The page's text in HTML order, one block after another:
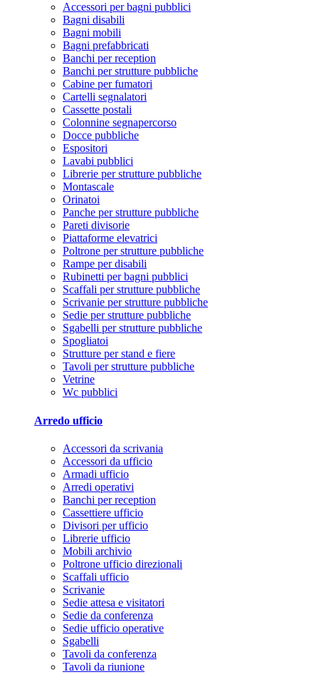
Accessori per bagni pubblici
Bagni disabili
Bagni mobili
Bagni prefabbricati
Banchi per reception
Banchi per strutture pubbliche
Cabine per fumatori
Cartelli segnalatori
Cassette postali
Colonnine segnapercorso
Docce pubbliche
Espositori
Lavabi pubblici
Librerie per strutture pubbliche
Montascale
Orinatoi
Panche per strutture pubbliche
Pareti divisorie
Piattaforme elevatrici
Poltrone per strutture pubbliche
Rampe per disabili
Rubinetti per bagni pubblici
Scaffali per strutture pubbliche
Scrivanie per strutture pubbliche
Sedie per strutture pubbliche
Sgabelli per strutture pubbliche
Spogliatoi
Strutture per stand e fiere
Tavoli per strutture pubbliche
Vetrine
Wc pubblici
Arredo ufficio
Accessori da scrivania
Accessori da ufficio
Armadi ufficio
Arredi operativi
Banchi per reception
Cassettiere ufficio
Divisori per ufficio
Librerie ufficio
Mobili archivio
Poltrone ufficio direzionali
Scaffali ufficio
Scrivanie
Sedie attesa e visitatori
Sedie da conferenza
Sedie ufficio operative
Sgabelli
Tavoli da conferenza
Tavoli da riunione